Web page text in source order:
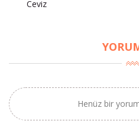
Ceviz
Henüz bir
BU HAFTANIN
2071,30 TL